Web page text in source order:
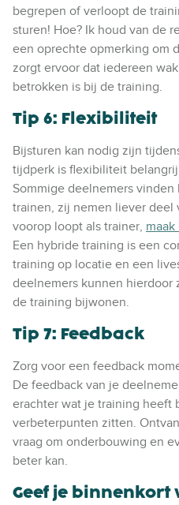
begrepen of verloopt de
sturen! Hoe? Ik houd van de
een oprechte opmerking om
zorgt ervoor dat iedereen
betrokken is bij de training.
Tip 6: Flexibiliteit
Bijsturen kan nodig zijn
tijdperk is flexibiliteit
Sommige deelnemers
trainen, zij nemen liever deel
voorop loopt als trainer,
Een hybride training is een
training op locatie en een
deelnemers kunnen
de training bijwonen.
Tip 7: Feedback
Zorg voor een feedback
De feedback van je
erachter wat je training heeft
verbeterpunten zitten.
vraag om onderbouwing en
beter kan.
Geef je